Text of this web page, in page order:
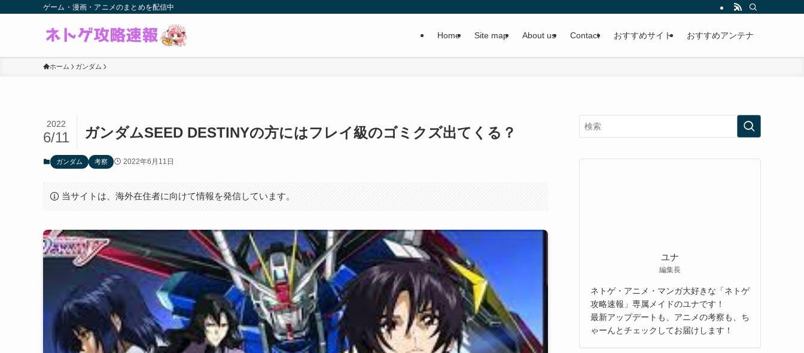
ゲーム・漫画・アニメのまとめを配信中
Home Site map About us Contact おすすめサイト おすすめアンテナ
ホーム ガンダム
ガンダムSEED DESTINYの方にはフレイ級のゴミクズ出てくる？
2022
6/11
ガンダム 考察 2022年6月11日
当サイトは、海外在住者に向けて情報を発信しています。
ユナ
編集長
ネトゲ・アニメ・マンガ大好きな「ネトゲ
攻略速報」専属メイドのユナです！
最新アップデートも、アニメの考察も、ち
ゃーんとチェックしてお届けします！